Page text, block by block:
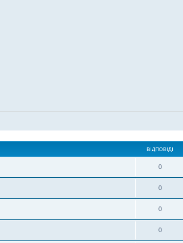
ВІДПОВІДІ
0
0
0
0